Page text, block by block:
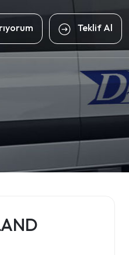
Teklif Al